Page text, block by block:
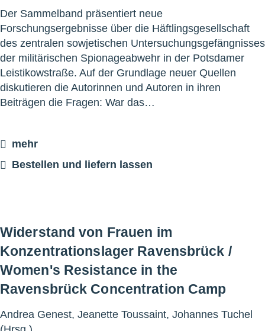
Der Sammelband präsentiert neue
Forschungsergebnisse über die Häftlingsgesellschaft
des zentralen sowjetischen Untersuchungsgefängnisses
der militärischen Spionageabwehr in der Potsdamer
Leistikowstraße. Auf der Grundlage neuer Quellen
diskutieren die Autorinnen und Autoren in ihren
Beiträgen die Fragen: War das…
mehr
Bestellen und liefern lassen
Widerstand von Frauen im
Konzentrationslager Ravensbrück /
Women's Resistance in the
Ravensbrück Concentration Camp
Andrea Genest, Jeanette Toussaint, Johannes Tuchel